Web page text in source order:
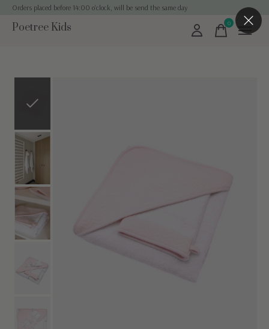
Orders placed before 14:00 o'clock, will be send the same day
Poetree Kids 0items